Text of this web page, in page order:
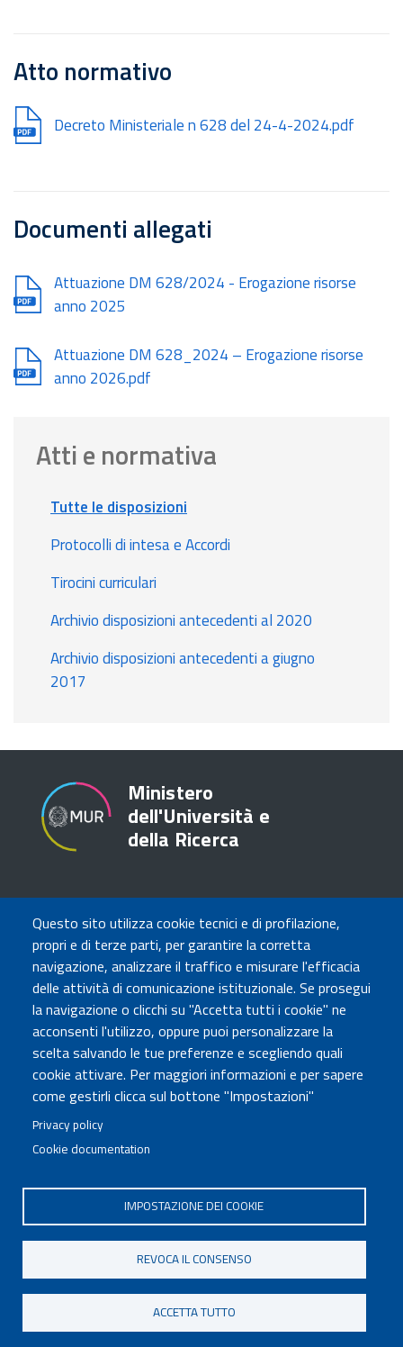
Questo sito utilizza cookie tecnici e di profilazione,
propri e di terze parti, per garantire la corretta
navigazione, analizzare il traffico e misurare l'efficacia
delle attività di comunicazione istituzionale. Se prosegui
la navigazione o clicchi su "Accetta tutti i cookie" ne
acconsenti l'utilizzo, oppure puoi personalizzare la
scelta salvando le tue preferenze e scegliendo quali
cookie attivare. Per maggiori informazioni e per sapere
come gestirli clicca sul bottone "Impostazioni"
Privacy policy
Cookie documentation
IMPOSTAZIONE DEI COOKIE
REVOCA IL CONSENSO
ACCETTA TUTTO
Atto normativo
Document
Decreto Ministeriale n 628 del 24-4-2024.pdf
Documenti allegati
Document
Attuazione DM 628/2024 - Erogazione risorse
anno 2025
Document
Attuazione DM 628_2024 – Erogazione risorse
anno 2026.pdf
Atti e normativa
Tutte le disposizioni
Protocolli di intesa e Accordi
Tirocini curriculari
Archivio disposizioni antecedenti al 2020
Archivio disposizioni antecedenti a giugno
2017
Ministero
dell'Università e
della Ricerca
TRASPARENZA
Amministrazione Trasparente
Atti di notifica
Albo online
Concorsi
COMUNICA CON NOI
Urp
Posta elettronica certificata
Sedi e contatti
Governo Italiano
Tutti i diritti riservati © 2020
MENU
Mappa del sito
Cookie settings